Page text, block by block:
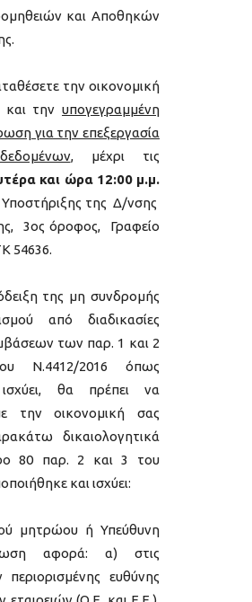
και Αποθηκών
την οικονομική
την υπογεγραμμένη
για την επεξεργασία
, μέχρι τις
και ώρα 12:00 μ.μ.
της Δ/νσης
3ος όροφος, Γραφείο
54636.
της μη συνδρομής
από διαδικασίες
των παρ. 1 και 2
Ν.4412/2016 όπως
θα πρέπει να
την οικονομική σας
δικαιολογητικά
80 παρ. 2 και 3 του
και ισχύει:
μητρώου ή Υπεύθυνη
αφορά: α) στις
περιορισμένης ευθύνης